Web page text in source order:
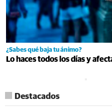
¿Sabes qué baja tu ánimo?
Lo haces todos los días y
Destacados